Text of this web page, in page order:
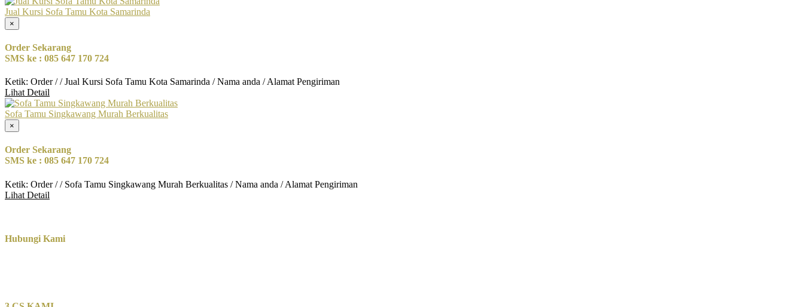
Jual Kursi Sofa Tamu Kota Samarinda
×
Order Sekarang
SMS ke : 085 647 170 724
Ketik: Order / / Jual Kursi Sofa Tamu Kota Samarinda / Nama anda / Alamat Pengiriman
Lihat Detail
Sofa Tamu Singkawang Murah Berkualitas
×
Order Sekarang
SMS ke : 085 647 170 724
Ketik: Order / / Sofa Tamu Singkawang Murah Berkualitas / Nama anda / Alamat Pengiriman
Lihat Detail
Hubungi Kami